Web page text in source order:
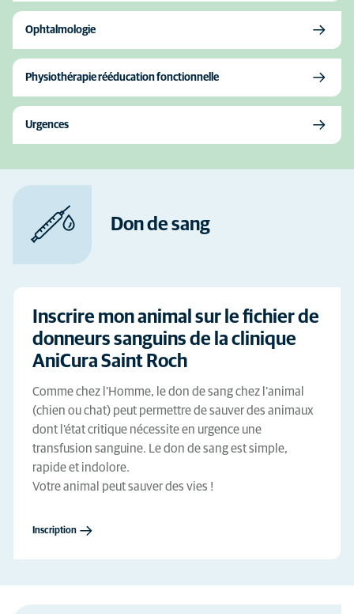
Ophtalmologie
Physiothérapie rééducation fonctionnelle
Urgences
Don de sang
Inscrire mon animal sur le fichier de
donneurs sanguins de la clinique
AniCura Saint Roch
Comme chez l'Homme, le don de sang chez l'animal
(chien ou chat) peut permettre de sauver des animaux
dont l'état critique nécessite en urgence une
transfusion sanguine. Le don de sang est simple,
rapide et indolore.
Votre animal peut sauver des vies !
Inscription